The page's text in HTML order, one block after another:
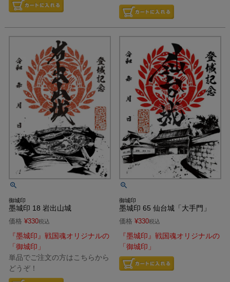
御城印
墨城印 18 岩出山城
価格 ¥330税込
『墨城印』戦国魂オリジナルの
「御城印」
単品でご注文の方はこちらから
どうぞ！
御城印
墨城印 65 仙台城「大手門」
価格 ¥330税込
『墨城印』戦国魂オリジナルの
「御城印」